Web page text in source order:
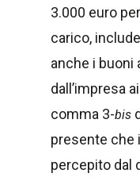
3.000 euro
carico,
anche i
dall’impresa
comma 3-bis
presente che
percepito dal